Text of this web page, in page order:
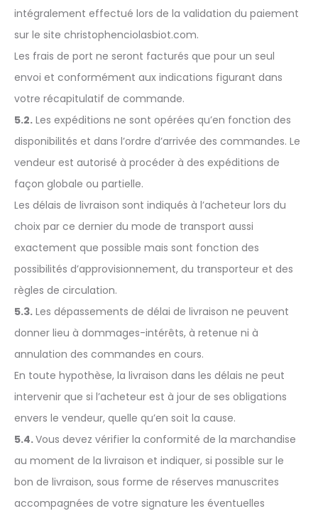
intégralement effectué lors de la validation du paiement
sur le site christophenciolasbiot.com.
Les frais de port ne seront facturés que pour un seul
envoi et conformément aux indications figurant dans
votre récapitulatif de commande.
5.2. Les expéditions ne sont opérées qu’en fonction des
disponibilités et dans l’ordre d’arrivée des commandes. Le
vendeur est autorisé à procéder à des expéditions de
façon globale ou partielle.
Les délais de livraison sont indiqués à l’acheteur lors du
choix par ce dernier du mode de transport aussi
exactement que possible mais sont fonction des
possibilités d’approvisionnement, du transporteur et des
règles de circulation.
5.3. Les dépassements de délai de livraison ne peuvent
donner lieu à dommages-intérêts, à retenue ni à
annulation des commandes en cours.
En toute hypothèse, la livraison dans les délais ne peut
intervenir que si l’acheteur est à jour de ses obligations
envers le vendeur, quelle qu’en soit la cause.
5.4.Vous devez vérifier la conformité de la marchandise
au moment de la livraison et indiquer, si possible sur le
bon de livraison, sous forme de réserves manuscrites
accompagnées de votre signature les éventuelles